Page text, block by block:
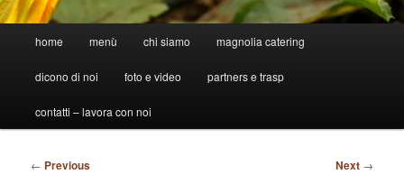
home menù chi siamo magnolia catering
dicono di noi foto e video partners e trasp
contatti – lavora con noi
Post
← Previous Next →